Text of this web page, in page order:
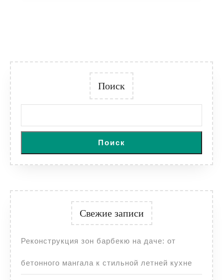
Поиск
Поиск
Свежие записи
Реконструкция зон барбекю на даче: от
бетонного мангала к стильной летней кухне